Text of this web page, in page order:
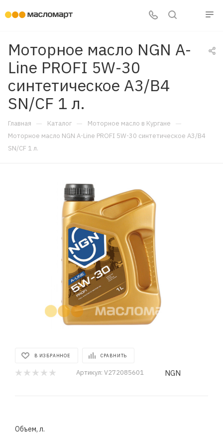
Моторное масло NGN A-
Line PROFI 5W-30
синтетическое A3/B4
SN/CF 1 л.
Главная — Каталог — Моторное масло в Кургане —
Моторное масло NGN A-Line PROFI 5W-30 синтетическое A3/B4
SN/CF 1 л.
В ИЗБРАННОЕ СРАВНИТЬ
Артикул: V272085601 NGN
Объем, л.